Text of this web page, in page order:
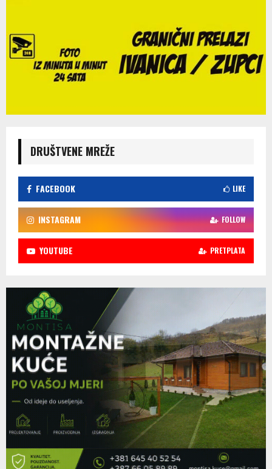
DRUŠTVENE MREŽE
FACEBOOK LIKE
INSTAGRAM FOLLOW
YOUTUBE PRETPLATA